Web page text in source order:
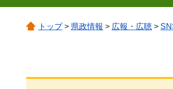
トップ> 県政情報 > 広報・広聴 >